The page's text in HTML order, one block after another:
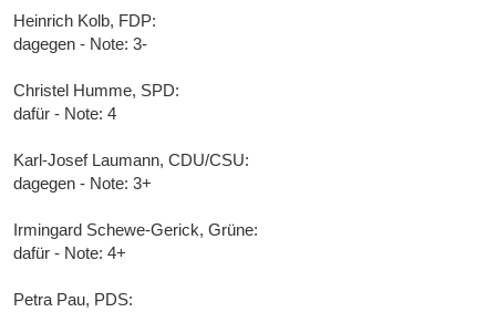
Heinrich Kolb, FDP:
dagegen - Note: 3-
Christel Humme, SPD:
dafür - Note: 4
Karl-Josef Laumann, CDU/CSU:
dagegen - Note: 3+
Irmingard Schewe-Gerick, Grüne:
dafür - Note: 4+
Petra Pau, PDS: